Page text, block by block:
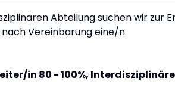
Abteilung suchen wir zur
Vereinbarung eine/n
in 80 - 100%,